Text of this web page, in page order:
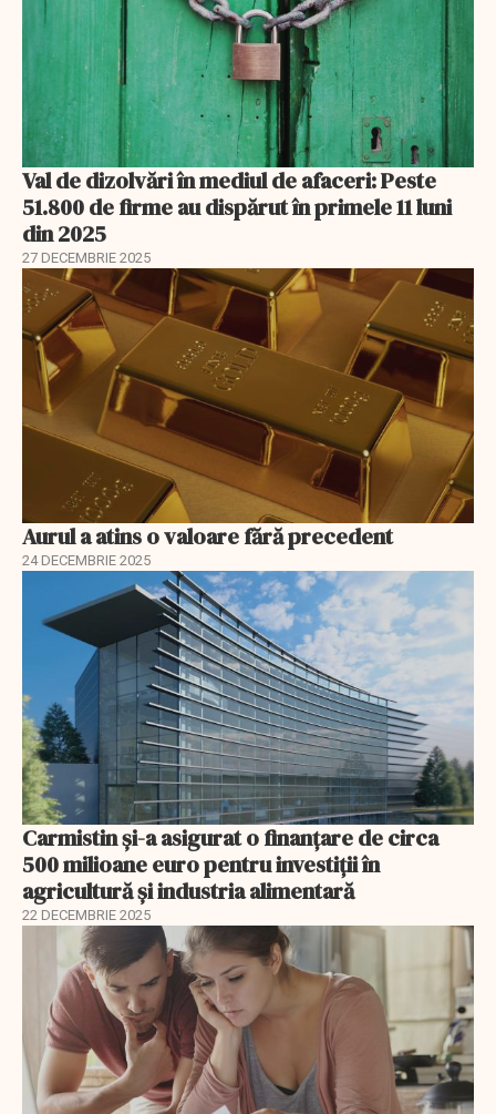
Val de dizolvări în mediul de afaceri: Peste
51.800 de firme au dispărut în primele 11 luni
din 2025
27 DECEMBRIE 2025
Aurul a atins o valoare fără precedent
24 DECEMBRIE 2025
Carmistin și-a asigurat o finanțare de circa
500 milioane euro pentru investiții în
agricultură și industria alimentară
22 DECEMBRIE 2025